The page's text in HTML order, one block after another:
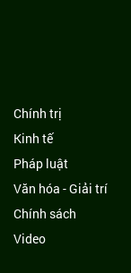
Chính trị
Kinh tế
Pháp luật
Văn hóa - Giải trí
Chính sách
Video